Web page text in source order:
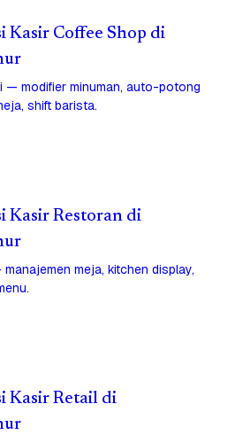
Kasir Coffee Shop di
— modifier minuman, auto-potong
shift barista.
Kasir Restoran di
meja, kitchen display,
Kasir Retail di